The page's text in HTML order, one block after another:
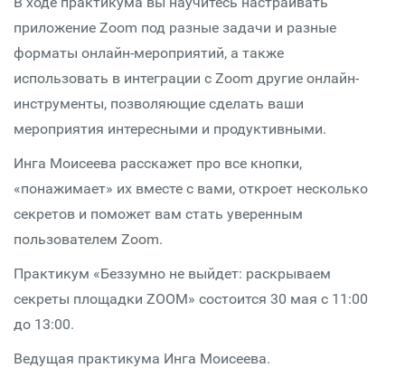
приложение Zoom под разные задачи и разные
форматы онлайн-мероприятий, а также
использовать в интеграции с Zoom другие онлайн-
инструменты, позволяющие сделать ваши
мероприятия интересными и продуктивными.
Инга Моисеева расскажет про все кнопки,
«понажимает» их вместе с вами, откроет несколько
секретов и поможет вам стать уверенным
пользователем Zoom.
Практикум «Беззумно не выйдет: раскрываем
секреты площадки ZOOM» состоится 30 мая с 11:00
до 13:00.
Ведущая практикума Инга Моисеева.